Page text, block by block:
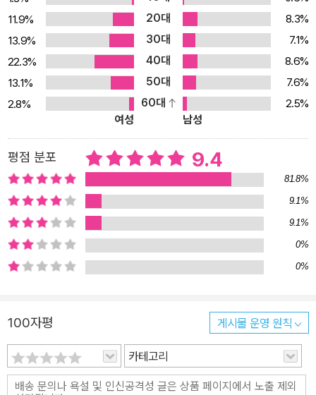
기이다. 한 전기 작가가 200년 전에 살았던 전설적인 유리알 유희 명
인 요제프 크네히트의 자료를 모아 그의 일대기를 쓰기 시작한다. 역
사상 유래 없는 전 지구적 혼돈을 맞은 20세기 중반, 스위스 산간 지
방에 ‘카스탈리엔’이라는 정신적 이상향이 세워진다. 어떤 정치적, 사
회적 영향도 받지 않고 오로지 엄격한 절제와 자기 수양만으로 교육
한 인재들을 교사로 파견해 사회가 바르게 돌아가도록 돕는 기관이
다. 요제프는 이곳에서 영재로 교육받고 점차 유리알 유희에 뛰어난
재능을 보이다가 마침내 명인으로 추대된다. 맡겨진 임무를 완벽하게
수행하며 살아가던 그는 과거 학생 시절에 논쟁을 벌이던 세속의 친
구 데시뇨리와 재회하면서 자신이 진정 바라는 역할이 무언인지 고민
하기 시작한다. 직책이 높아진다는 것은 언제나 자유로 한 걸음 다가
서는 것이 아니라 속박으로 한 걸음 다가서는 것이다. 직책이 높을수
록 속박은 점점 더 심해진다. 직권이 커질수록 직무는 점점 더 엄격해
진다. 개성이 강할수록 자유 의지는 더욱 엄하게 금지된다.(본문 중에
가지고 하는 유희이다. 예술 전성시대의 화가가 자기 팔레트의 물감
들을 가지고 유희하듯 모든 것을 가지고 유희를 하는 것이다. 인류가
창조적 시대에 인식과 드높은 사상과 예술 작품에서 이룩해 내었던
것, 그 뒤를 이은 학구적 관찰의 시대가 개념화하여 지적 재산으로 만
11.9%
20대
8.3%
13.9%
30대
7.1%
22.3%
40대
8.6%
13.1%
50대
7.6%
2.8%
60대
2.5%
여성
남성
평점 분포 9.4
81.8%
9.1%
9.1%
0%
0%
100자평 게시물 운영 원칙
카테고리